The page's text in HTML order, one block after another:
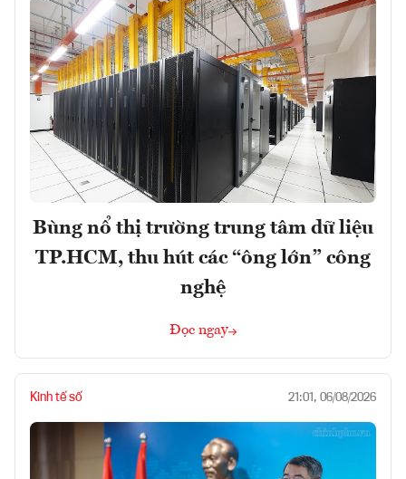
Bùng nổ thị trường trung tâm dữ liệu
TP.HCM, thu hút các “ông lớn” công
nghệ
Đọc ngay
Kinh tế số 21:01, 06/08/2026